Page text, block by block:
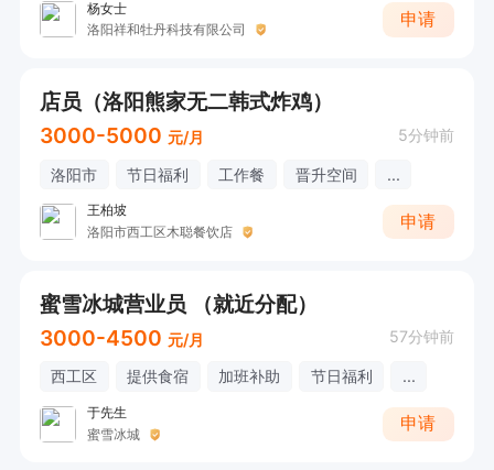
杨女士
洛阳祥和牡丹科技有限公司
申请
店员（洛阳熊家无二韩式炸鸡）
3000-5000 元/月 5分钟前
洛阳市 节日福利 工作餐 晋升空间 ...
王柏坡
洛阳市西工区木聪餐饮店
申请
蜜雪冰城营业员 （就近分配）
3000-4500 元/月 57分钟前
西工区 提供食宿 加班补助 节日福利 ...
于先生
蜜雪冰城
申请